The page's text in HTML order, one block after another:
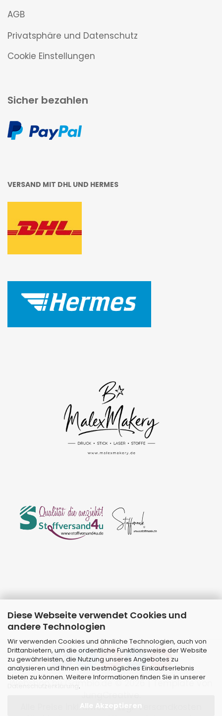
Diese Webseite verwendet Cookies und
andere Technologien
Wir verwenden Cookies und ähnliche Technologien, auch von
Drittanbietern, um die ordentliche Funktionsweise der Website
zu gewährleisten, die Nutzung unseres Angebotes zu
analysieren und Ihnen ein bestmögliches Einkaufserlebnis
bieten zu können. Weitere Informationen finden Sie in unserer
.
Alle Akzeptieren
AGB
Privatsphäre und Datenschutz
Cookie Einstellungen
Sicher bezahlen
VERSAND MIT DHL UND HERMES
Webshopby Gambio.de © 2026 | Template von
Alle Preise inkl. MwSt. & zzgl. Versandkosten